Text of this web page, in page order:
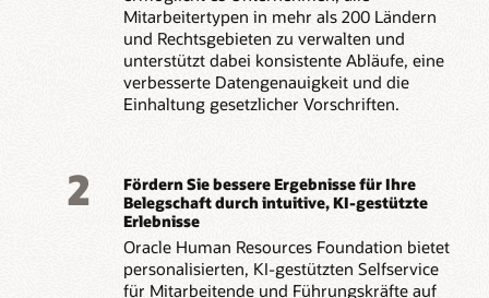
Mitarbeitertypen in mehr als 200 Ländern
und Rechtsgebieten zu verwalten und
unterstützt dabei konsistente Abläufe, eine
verbesserte Datengenauigkeit und die
Einhaltung gesetzlicher Vorschriften.
2
Fördern Sie bessere Ergebnisse für Ihre
Belegschaft durch intuitive, KI-gestützte
Erlebnisse
Oracle Human Resources Foundation bietet
personalisierten, KI-gestützten Selfservice
für Mitarbeitende und Führungskräfte auf